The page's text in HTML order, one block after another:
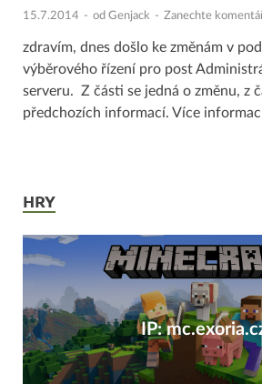
15.7.2014 - od Genjack - Zanechte
zdravím, dnes došlo ke změnám v
výběrového řízení pro post
serveru. Z části se jedná o změnu, z
předchozích informací. Více
HRY
IP: